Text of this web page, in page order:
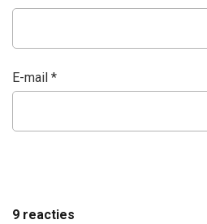
E-mail *
9 reacties